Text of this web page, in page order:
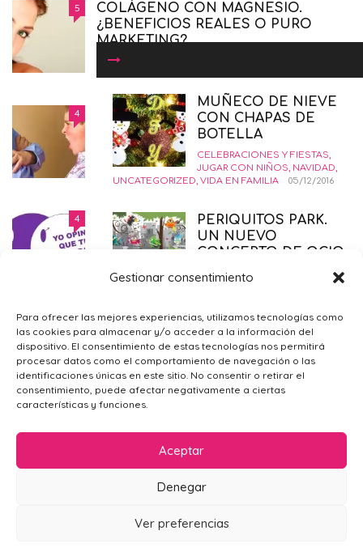
Gestionar consentimiento
Para ofrecer las mejores experiencias, utilizamos tecnologías como
las cookies para almacenar y/o acceder a la información del
dispositivo. El consentimiento de estas tecnologías nos permitirá
procesar datos como el comportamiento de navegación o las
identificaciones únicas en este sitio. No consentir o retirar el
consentimiento, puede afectar negativamente a ciertas
características y funciones.
Aceptar
Denegar
Ver preferencias
MUÑECO DE NIEVE
CON CHAPAS DE
BOTELLA
CELEBRACIONES Y FIESTAS,
JUGAR CON NIÑOS, NAVIDAD,
UNCATEGORIZED, VIDA EN FAMILIA 05/12/2016
PERIQUITOS PARK.
UN NUEVO
CONCEPTO DE OCIO
MAYORES.
ECOGRAFIAS 4D: LA
PRIMERA
FOTOGRAFÍA DE TU
BEBE
JUGUETES EDUCATIVOS. LA
MEJOR ALTERNATIVA ESTE
GUIA DE COMPRAS
5
COLÁGENO CON MAGNESIO.
¿BENEFICIOS REALES O PURO
MARKETING?
BELLEZA
4
COMÓ CRIAR NIÑOS
INSORPOTABLES. LA GUÍA
DEFINITIVA.
EDUCANDO CON AMOR,INTERESANTE,PSICOLOGÍA-
EDUCACIÓN
12/02/2015
4
DERECHO AL ABORTO LEGAL
SEGURO Y GRATUITO
4 ¿POR QUÉ ME SIENTO TRISTE?
PSICOLOGÍA GENERAL,SÓLO PARA
MAMÁS
09/02/2016
POLÍTICA DE COOKIES (UE)